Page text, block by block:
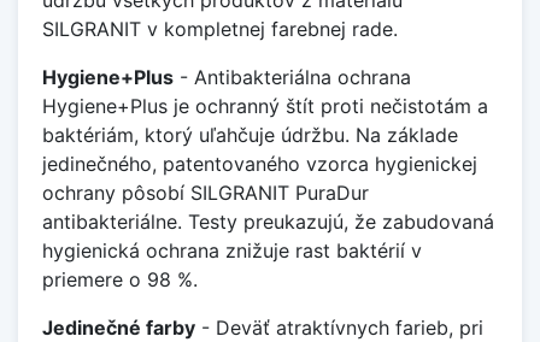
SILGRANIT v kompletnej farebnej rade.
Hygiene+Plus - Antibakteriálna ochrana
Hygiene+Plus je ochranný štít proti nečistotám a
baktériám, ktorý uľahčuje údržbu. Na základe
jedinečného, patentovaného vzorca hygienickej
ochrany pôsobí SILGRANIT PuraDur
antibakteriálne. Testy preukazujú, že zabudovaná
hygienická ochrana znižuje rast baktérií v
priemere o 98 %.
Jedinečné farby - Deväť atraktívnych farieb, pri